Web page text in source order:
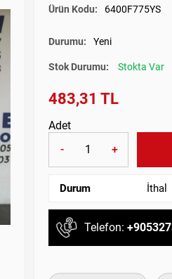
Ürün Kodu: 6400F775YS
Durumu: Yeni
Stok Durumu: Stokta Var
483,31 TL
Adet
-
+
Durum İthal
Telefon: